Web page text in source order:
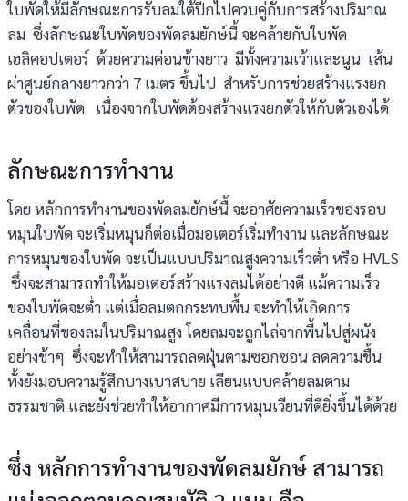
ใบพัดให้มีลักษณะการรับลมใต้ปีกไปควบคู่กับการสร้างปริมาณ
ลม ซึ่งลักษณะใบพัดของพัดลมยักษ์นี้ จะคล้ายกับใบพัด
เฮลิคอปเตอร์ ด้วยความค่อนข้างยาว มีทั้งความเว้าและนูน เส้น
ผ่าศูนย์กลางยาวกว่า 7 เมตร ขึ้นไป สำหรับการช่วยสร้างแรงยก
ตัวของใบพัด เนื่องจากใบพัดต้องสร้างแรงยกตัวให้กับตัวเองได้
ลักษณะการทำงาน
โดย หลักการทำงานของพัดลมยักษ์นื้ จะอาศัยความเร็วของรอบ
หมุนใบพัด จะเริ่มหมุนก็ต่อเมื่อมอเตอร์เริ่มทำงาน และลักษณะ
การหมุนของใบพัด จะเป็นแบบปริมาณสูงความเร็วต่ำ หรือ HVLS
ซึ่งจะสามารถทำให้มอเตอร์สร้างแรงลมได้อย่างดี แม้ความเร็ว
ของใบพัดจะต่ำ แต่เมื่อลมตกกระทบพื้น จะทำให้เกิดการ
เคลื่อนที่ของลมในปริมาณสูง โดยลมจะถูกไล่จากพื้นไปสู่ผนัง
อย่างช้าๆ ซึ่งจะทำให้สามารถลดฝุ่นตามซอกซอน ลดความชื้น
ทั้งยังมอบความรู้สึกบางเบาสบาย เลียนแบบคล้ายลมตาม
ธรรมชาติ และยังช่วยทำให้อากาศมีการหมุนเวียนที่ดียิ่งขึ้นได้ด้วย
ซึ่ง หลักการทำงานของพัดลมยักษ์ สามารถ